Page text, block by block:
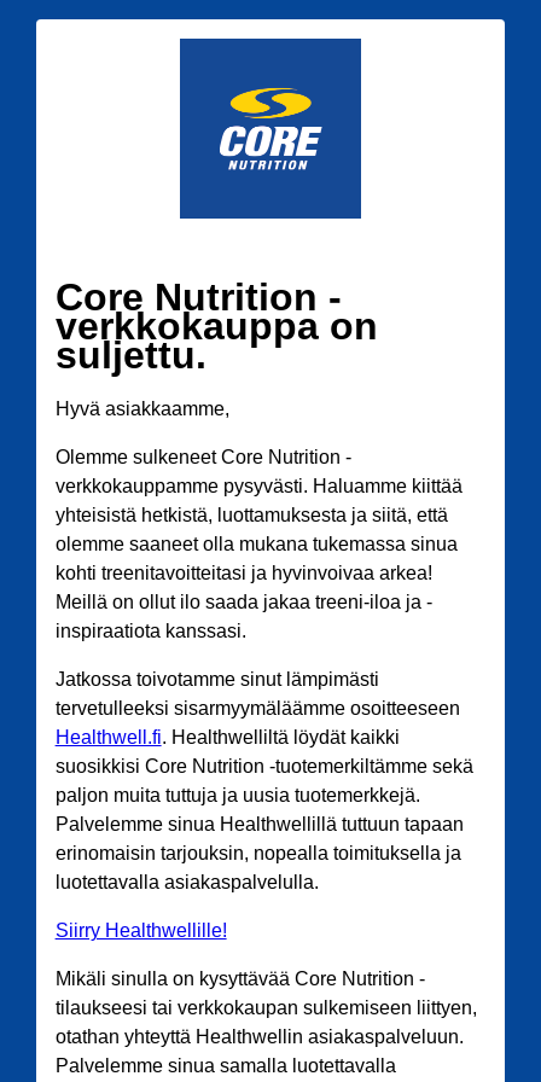
Core Nutrition -
verkkokauppa on
suljettu.
Hyvä asiakkaamme,
Olemme sulkeneet Core Nutrition -
verkkokauppamme pysyvästi. Haluamme kiittää
yhteisistä hetkistä, luottamuksesta ja siitä, että
olemme saaneet olla mukana tukemassa sinua
kohti treenitavoitteitasi ja hyvinvoivaa arkea!
Meillä on ollut ilo saada jakaa treeni-iloa ja -
inspiraatiota kanssasi.
Jatkossa toivotamme sinut lämpimästi
tervetulleeksi sisarmyymäläämme osoitteeseen
Healthwell.fi. Healthwelliltä löydät kaikki
suosikkisi Core Nutrition -tuotemerkiltämme sekä
paljon muita tuttuja ja uusia tuotemerkkejä.
Palvelemme sinua Healthwellillä tuttuun tapaan
erinomaisin tarjouksin, nopealla toimituksella ja
luotettavalla asiakaspalvelulla.
Siirry Healthwellille!
Mikäli sinulla on kysyttävää Core Nutrition -
tilaukseesi tai verkkokaupan sulkemiseen liittyen,
otathan yhteyttä Healthwellin asiakaspalveluun.
Palvelemme sinua samalla luotettavalla